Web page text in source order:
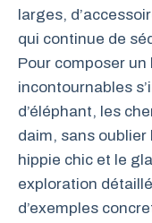
larges,
qui continue de
Pour composer
incontournables
d’éléphant, les
daim, sans
hippie chic et le
exploration
d’exemples